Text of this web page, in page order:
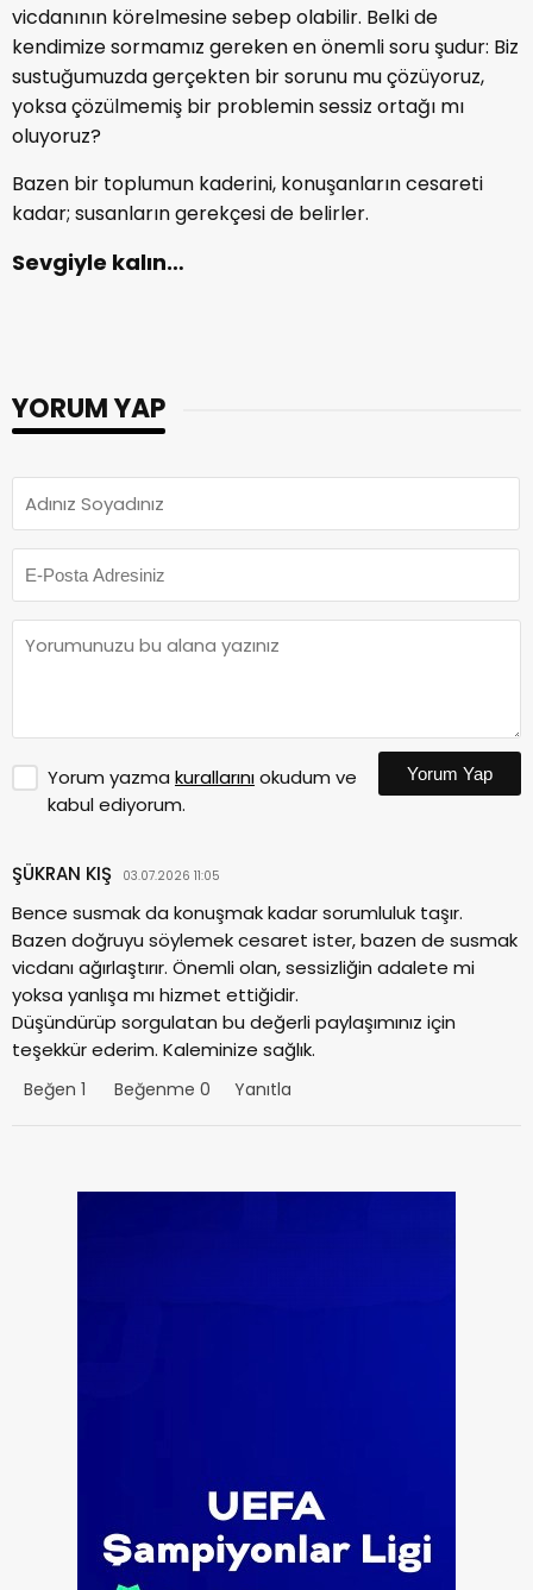
vicdanının körelmesine sebep olabilir. Belki de
kendimize sormamız gereken en önemli soru şudur: Biz
sustuğumuzda gerçekten bir sorunu mu çözüyoruz,
yoksa çözülmemiş bir problemin sessiz ortağı mı
oluyoruz?
Bazen bir toplumun kaderini, konuşanların cesareti
kadar; susanların gerekçesi de belirler.
Sevgiyle kalın…
YORUM YAP
Yorum yazma kurallarınıokudum ve
kabul ediyorum.
Yorum Yap
ŞÜKRAN KIŞ 03.07.2026 11:05
Bence susmak da konuşmak kadar sorumluluk taşır.
Bazen doğruyu söylemek cesaret ister, bazen de susmak
vicdanı ağırlaştırır. Önemli olan, sessizliğin adalete mi
yoksa yanlışa mı hizmet ettiğidir.
Düşündürüp sorgulatan bu değerli paylaşımınız için
teşekkür ederim. Kaleminize sağlık.
Beğen 1 Beğenme 0 Yanıtla